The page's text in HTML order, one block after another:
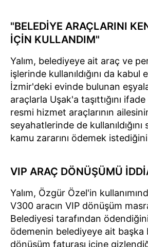
"BELEDİYE ARAÇLARINI
İÇİN KULLANDIM"
Yalım, belediyeye ait araç ve
işlerinde kullanıldığını da
İzmir'deki evinde bulunan
araçlarla Uşak'a taşıttığını ifade
resmi hizmet araçlarının
seyahatlerinde de
kamu zararını ödemek
VIP ARAÇ DÖNÜŞÜMÜ
Yalım, Özgür Özel'in
V300 aracın VIP dönüşüm
Belediyesi tarafından
ödemenin belediyeye ait başka
dönüşüm faturası içine